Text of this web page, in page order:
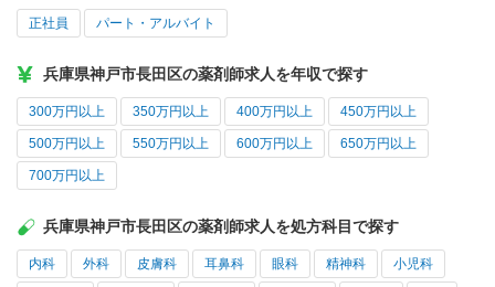
正社員 パート・アルバイト
兵庫県神戸市長田区の薬剤師求人を年収で探す
300万円以上 350万円以上 400万円以上 450万円以上
500万円以上 550万円以上 600万円以上 650万円以上
700万円以上
兵庫県神戸市長田区の薬剤師求人を処方科目で探す
内科 外科 皮膚科 耳鼻科 眼科 精神科 小児科